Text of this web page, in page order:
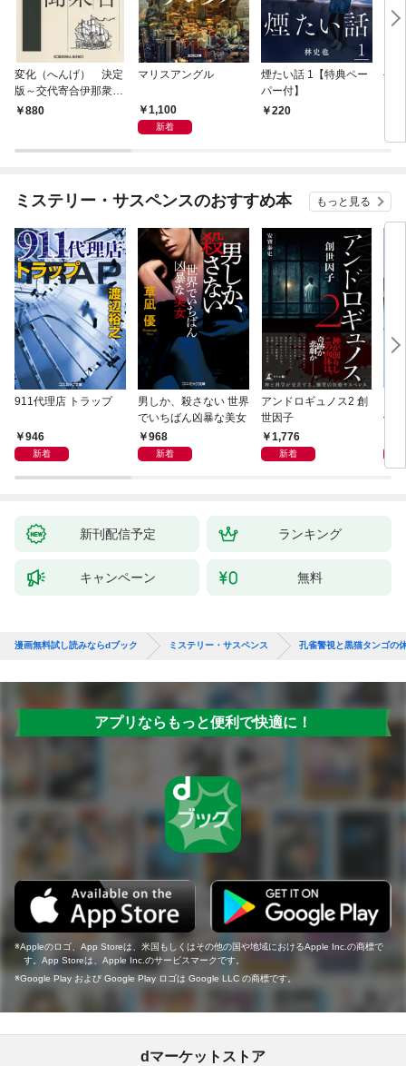
変化（へんげ） 決定
版～交代寄合伊那衆異
聞（1）～
880
マリスアングル
1,100
新着
煙たい話 1【特典ペー
パー付】
220
手
ミステリー・サスペンスのおすすめ本 もっと見る
911代理店 トラップ
946
新着
男しか、殺さない 世界
でいちばん凶暴な美女
968
新着
アンドロギュノス2 創
世因子
1,776
新着
件
新刊配信予定 ランキング
キャンペーン 無料
漫画無料試し読みならdブック ミステリー・サスペンス 孔雀警視と黒猫タンゴの
アプリならもっと便利で快適に！
Appleのロゴ、App Storeは、米国もしくはその他の国や地域におけるApple Inc.の商標で
す。App Storeは、Apple Inc.のサービスマークです。
Google Play および Google Play ロゴは Google LLC の商標です。
dマーケットストア